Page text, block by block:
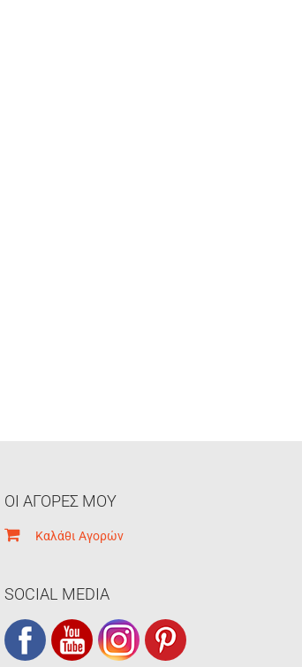
ΟΙ ΑΓΟΡΕΣ ΜΟΥ
Καλάθι Αγορών
SOCIAL MEDIA